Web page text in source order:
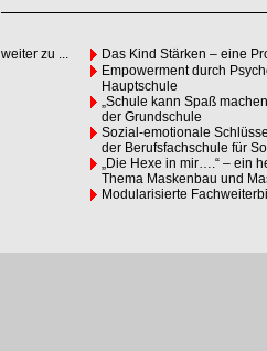
weiter zu ...
Das Kind Stärken – eine
Empowerment durch
Hauptschule
„Schule kann Spaß
der Grundschule
Sozial-emotionale
der Berufsfachschule für
„Die Hexe in mir….“ – ein
Thema Maskenbau und
Modularisierte